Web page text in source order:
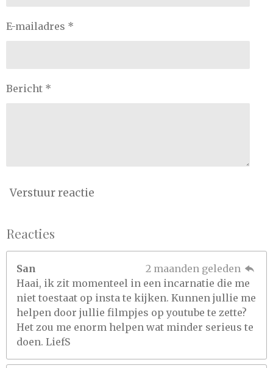
E-mailadres *
Bericht *
Verstuur reactie
Reacties
San
2 maanden geleden
Haai, ik zit momenteel in een incarnatie die me
niet toestaat op insta te kijken. Kunnen jullie me
helpen door jullie filmpjes op youtube te zette?
Het zou me enorm helpen wat minder serieus te
doen. LiefS